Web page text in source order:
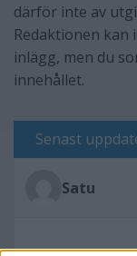
därför inte av
Redaktionen kan
inlägg, men du
innehållet.
Senast
Satu